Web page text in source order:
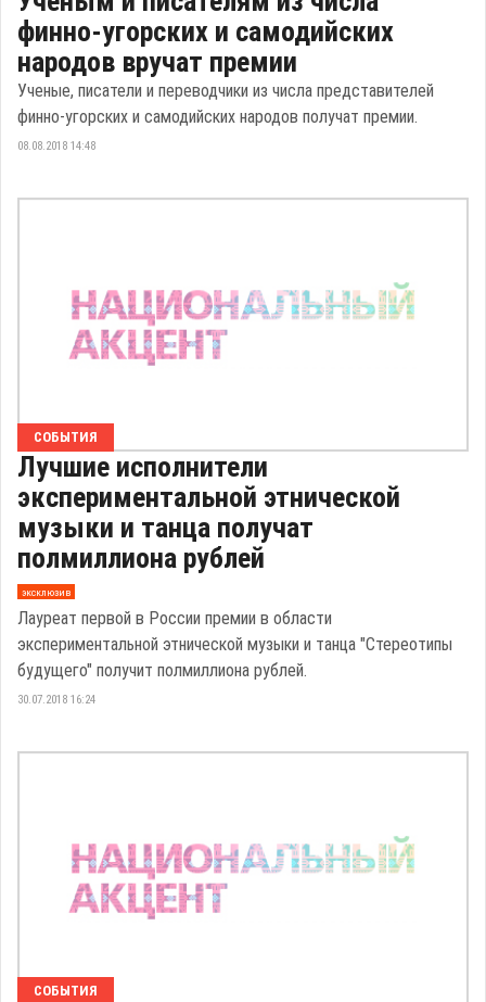
финно-угорских и самодийских
народов вручат премии
Ученые, писатели и переводчики из числа представителей
финно-угорских и самодийских народов получат премии.
08.08.2018 14:48
СОБЫТИЯ
Лучшие исполнители
экспериментальной этнической
музыки и танца получат
полмиллиона рублей
эксклюзив
Лауреат первой в России премии в области
экспериментальной этнической музыки и танца "Стереотипы
будущего" получит полмиллиона рублей.
30.07.2018 16:24
СОБЫТИЯ